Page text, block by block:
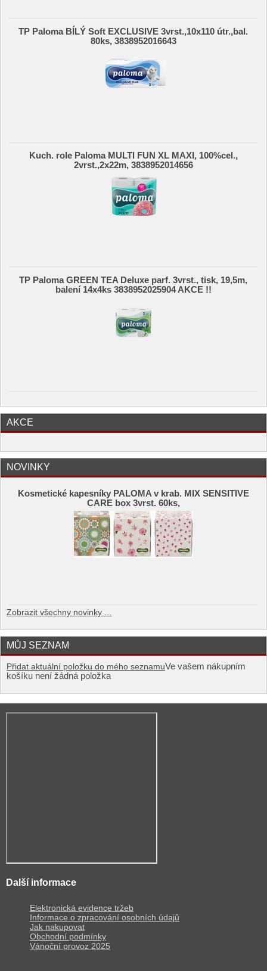
TP Paloma BÍLÝ Soft EXCLUSIVE 3vrst.,10x110 útr.,bal.
80ks, 3838952016643
Kuch. role Paloma MULTI FUN XL MAXI, 100%cel.,
2vrst.,2x22m, 3838952014656
TP Paloma GREEN TEA Deluxe parf. 3vrst., tisk, 19,5m,
balení 14x4ks 3838952025904 AKCE !!
AKCE
NOVINKY
Kosmetické kapesníky PALOMA v krab. MIX SENSITIVE
CARE box 3vrst. 60ks,
Zobrazit všechny novinky ...
MŮJ SEZNAM
Přidat aktuální položku do mého seznamuVe vašem nákupním
košíku není žádná položka
Další informace
Elektronická evidence tržeb
Informace o zpracování osobních údajů
Jak nakupovat
Obchodní podmínky
Vánoční provoz 2025